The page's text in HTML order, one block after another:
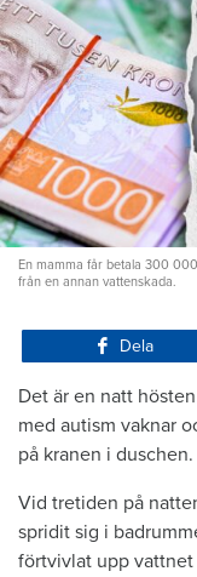
En mamma får betala 300
från en annan vattenskada.
Dela
Det är en natt
med autism vaknar
på kranen i
Vid tretiden på
spridit sig i
förtvivlat upp vattnet